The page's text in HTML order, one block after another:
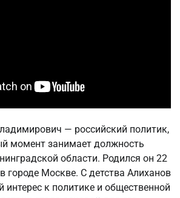
— российский политик,
момент занимает должность
области. Родился он 22
городе Москве. С детства Алиханов
к политике и общественной